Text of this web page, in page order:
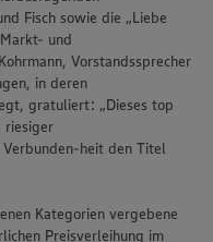
Fisch sowie die „Liebe
und
Vorstandssprecher
in deren
gratuliert: „Dieses top
riesiger
heit den Titel
Kategorien vergebene
Preisverleihung im